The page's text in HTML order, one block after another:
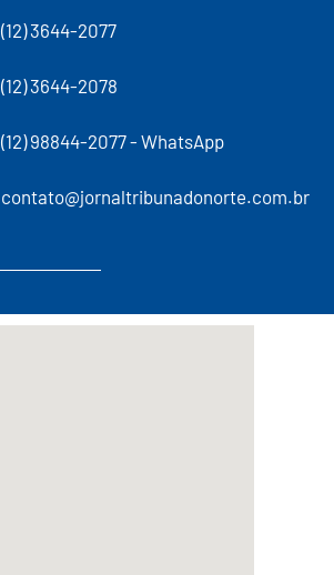
(12) 3644-2077
(12) 3644-2078
(12) 98844-2077 - WhatsApp
contato@jornaltribunadonorte.com.br